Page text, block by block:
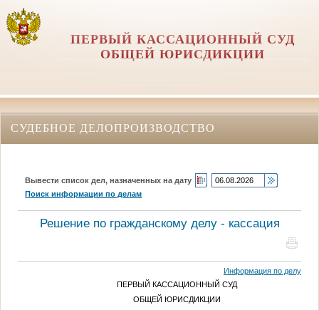
ПЕРВЫЙ КАССАЦИОННЫЙ СУД
ОБЩЕЙ ЮРИСДИКЦИИ
СУДЕБНОЕ ДЕЛОПРОИЗВОДСТВО
Вывести список дел, назначенных на дату
Поиск информации по делам
Решение по гражданскому делу - кассация
Информация по делу
ПЕРВЫЙ КАССАЦИОННЫЙ СУД
ОБЩЕЙ ЮРИСДИКЦИИ